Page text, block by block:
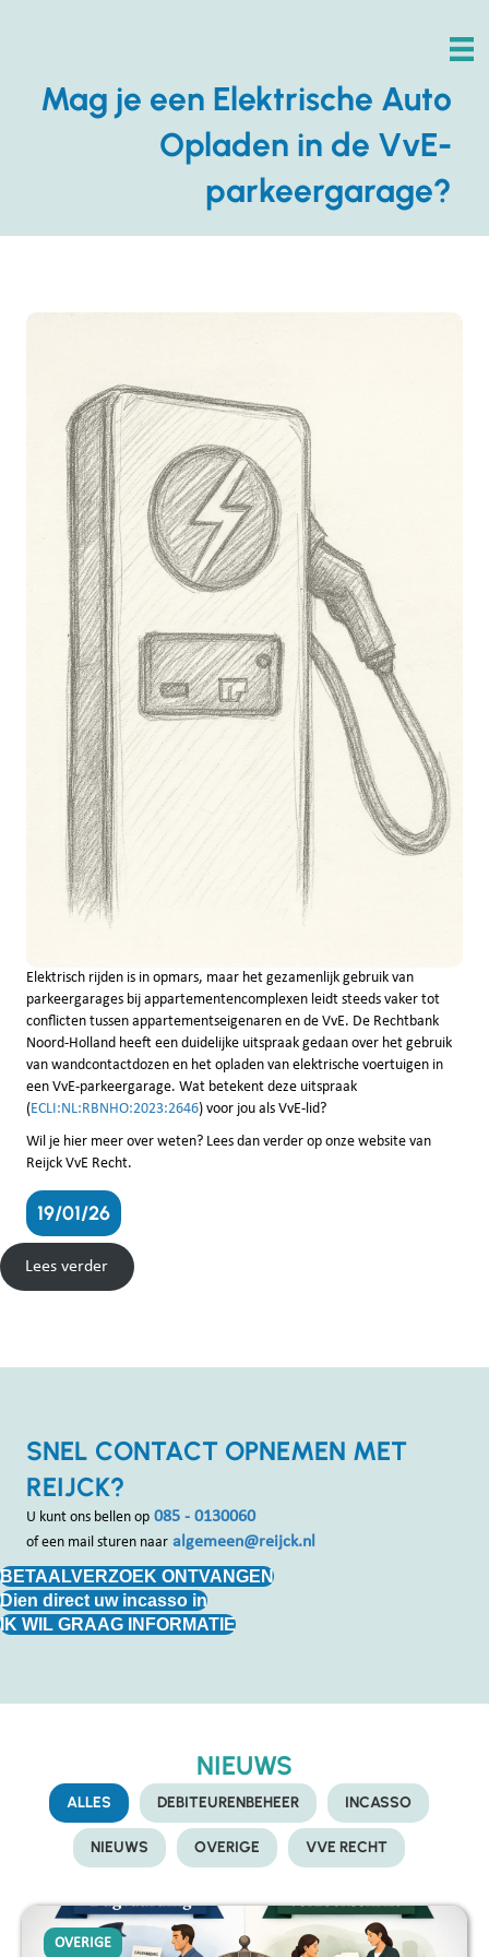
Mag je een Elektrische Auto
Opladen in de VvE-
parkeergarage?
Elektrisch rijden is in opmars, maar het gezamenlijk gebruik van
parkeergarages bij appartementencomplexen leidt steeds vaker tot
conflicten tussen appartementseigenaren en de VvE. De Rechtbank
Noord-Holland heeft een duidelijke uitspraak gedaan over het gebruik
van wandcontactdozen en het opladen van elektrische voertuigen in
een VvE-parkeergarage. Wat betekent deze uitspraak
(ECLI:NL:RBNHO:2023:2646) voor jou als VvE-lid?
Wil je hier meer over weten? Lees dan verder op onze website van
Reijck VvE Recht.
19/01/26
Lees verder
SNEL CONTACT OPNEMEN MET
REIJCK?
U kunt ons bellen op 085 - 0130060
of een mail sturen naar algemeen@reijck.nl
BETAALVERZOEK ONTVANGEN
Dien direct uw incasso in
IK WIL GRAAG INFORMATIE
NIEUWS
ALLES DEBITEURENBEHEER INCASSO
NIEUWS OVERIGE VVE RECHT
OVERIGE